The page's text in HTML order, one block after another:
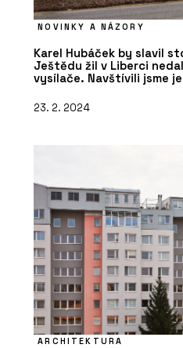
NOVINKY A NÁZORY
Karel Hubáček by slavil
Ještědu žil v Liberci
vysílače. Navštívili jsme
23. 2. 2024
ARCHITEKTURA